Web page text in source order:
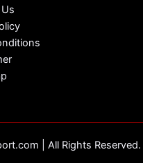
| All Rights Reserved.